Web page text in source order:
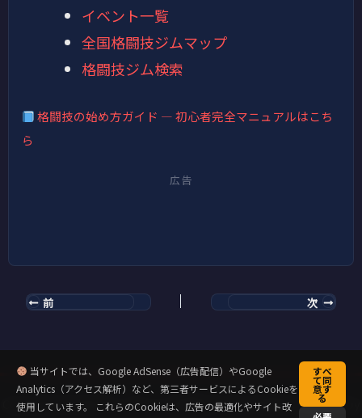
イベント一覧
全国格闘技ジムマップ
格闘技ジム検索
格闘技の始め方ガイド — 初心者完全マニュアルはこち
ら
広告
前 次
Copyright © 2026 キックミット先輩のクラウド道場 | Powered by
当サイトでは、Google AdSense（広告配信）やGoogle
Analytics（アクセス解析）など、第三者サービスによるCookieを
使用しています。 これらのCookieは、広告の最適化やサイト改
すべ
て同
意す
る